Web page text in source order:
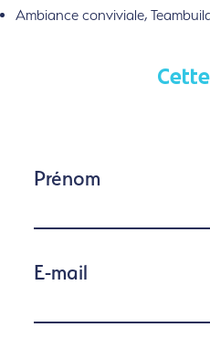
Ambiance conviviale,
Prénom
E-mail